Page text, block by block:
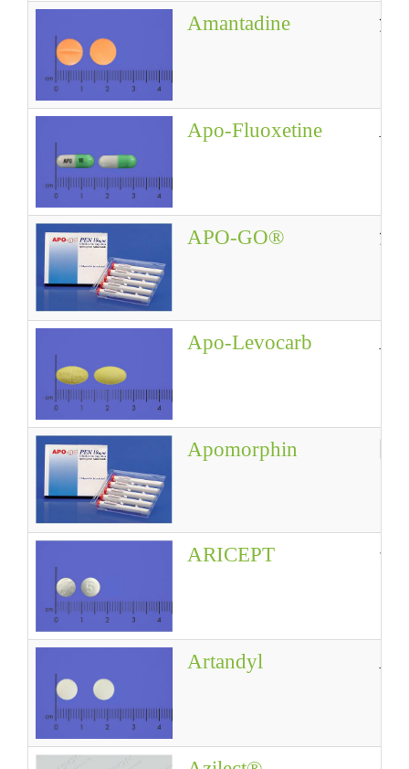
Amantadine 金
Apo-Fluoxetine
APO-GO® 派
Apo-Levocarb
Apomorphin
ARICEPT 安
Artandyl